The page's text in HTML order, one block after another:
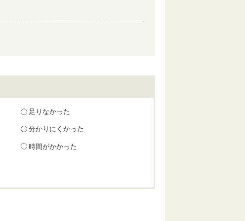
足りなかった
分かりにくかった
時間がかかった